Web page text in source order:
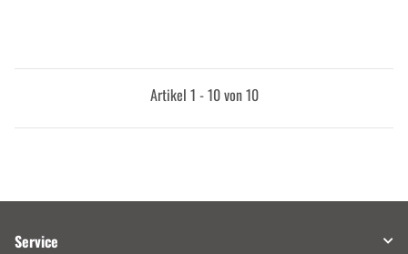
Artikel 1 - 10 von 10
Service